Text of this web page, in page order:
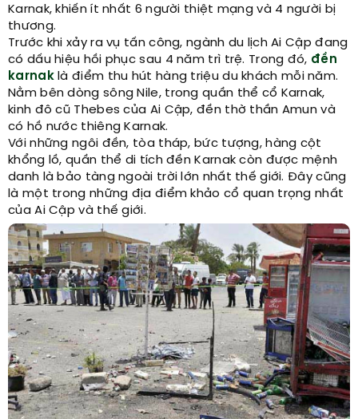
Karnak, khiến ít nhất 6 người thiệt mạng và 4 người bị
thương.
Trước khi xảy ra vụ tấn công, ngành du lịch Ai Cập đang
có dấu hiệu hồi phục sau 4 năm trì trệ. Trong đó, đền
karnaklà điểm thu hút hàng triệu du khách mỗi năm.
Nằm bên dòng sông Nile, trong quần thể cổ Karnak,
kinh đô cũ Thebes của Ai Cập, đền thờ thần Amun và
có hồ nước thiêng Karnak.
Với những ngôi đền, tòa tháp, bức tượng, hàng cột
khổng lồ, quần thể di tích đền Karnak còn được mệnh
danh là bảo tàng ngoài trời lớn nhất thế giới. Đây cũng
là một trong những địa điểm khảo cổ quan trọng nhất
của Ai Cập và thế giới.